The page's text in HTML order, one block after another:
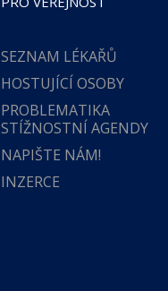
SEZNAM LÉKAŘŮ
HOSTUJÍCÍ OSOBY
PROBLEMATIKA
STÍŽNOSTNÍ AGENDY
NAPIŠTE NÁM!
INZERCE